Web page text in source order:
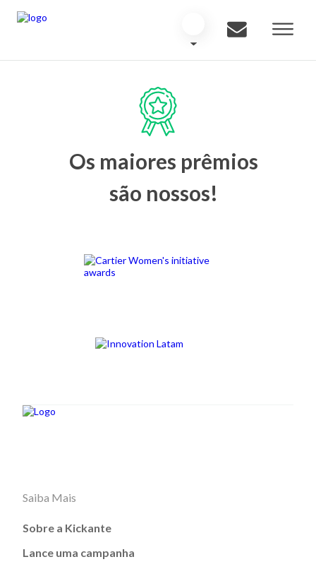
Os maiores prêmios
são nossos!
Saiba Mais
Sobre a Kickante
Lance uma campanha